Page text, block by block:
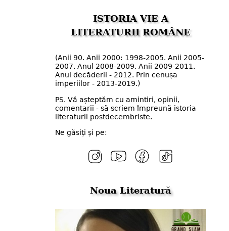
ISTORIA VIE A
LITERATURII ROMÂNE
(Anii 90. Anii 2000: 1998-2005. Anii 2005-
2007. Anul 2008-2009. Anii 2009-2011.
Anul decăderii - 2012. Prin cenușa
imperiilor - 2013-2019.)
PS. Vă așteptăm cu amintiri, opinii,
comentarii - să scriem împreună istoria
literaturii postdecembriste.
Ne găsiți și pe:
Noua Literatură